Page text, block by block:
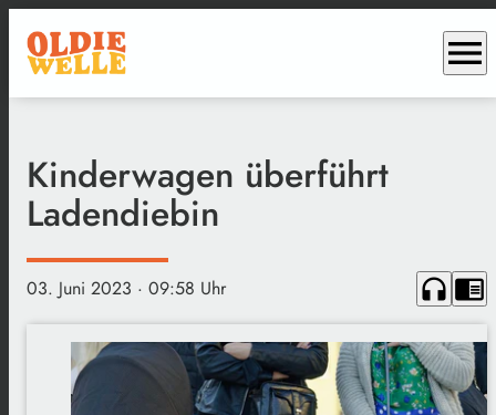
menu
Kinderwagen überführt
Ladendiebin
03. Juni 2023 · 09:58 Uhr headphones chrome_reader_mode